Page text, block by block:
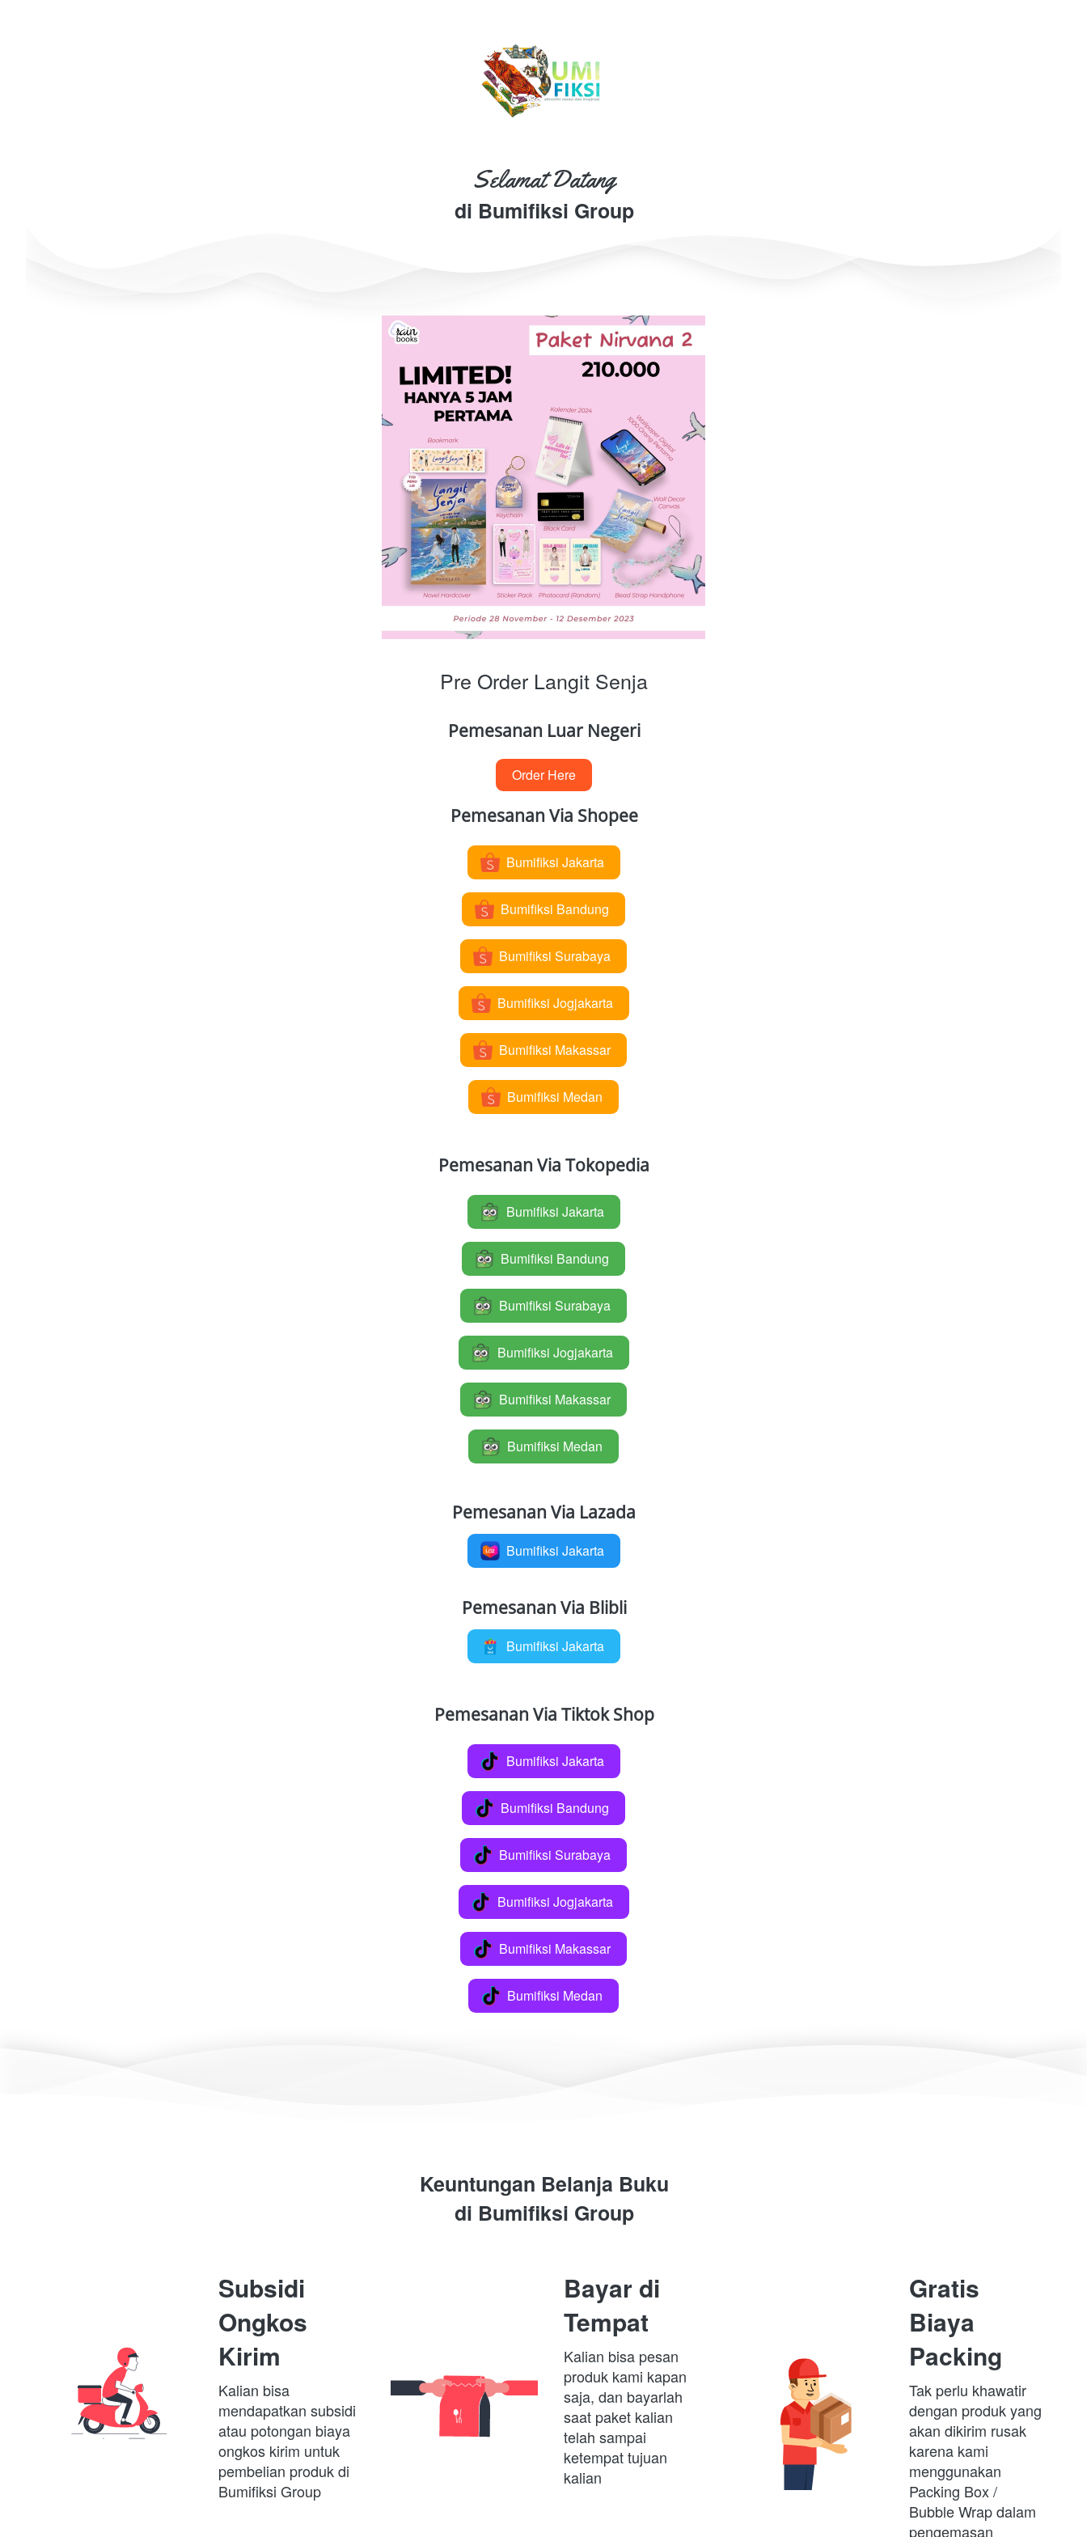
Selamat Datang
di Bumifiksi Group
Pre Order Langit Senja
Pemesanan Luar Negeri
`
Order Here
Pemesanan Via Shopee
` Bumifiksi Jakarta
` Bumifiksi Bandung
` Bumifiksi Surabaya
` Bumifiksi Jogjakarta
` Bumifiksi Makassar
` Bumifiksi Medan
Pemesanan Via Tokopedia
` Bumifiksi Jakarta
` Bumifiksi Bandung
` Bumifiksi Surabaya
` Bumifiksi Jogjakarta
` Bumifiksi Makassar
` Bumifiksi Medan
Pemesanan Via Lazada
` Bumifiksi Jakarta
Pemesanan Via Blibli
` Bumifiksi Jakarta
Pemesanan Via Tiktok Shop
` Bumifiksi Jakarta
` Bumifiksi Bandung
` Bumifiksi Surabaya
` Bumifiksi Jogjakarta
` Bumifiksi Makassar
` Bumifiksi Medan
Keuntungan Belanja Buku
di Bumifiksi Group
Subsidi
Ongkos
Kirim
Kalian bisa
mendapatkan subsidi
atau potongan biaya
ongkos kirim untuk
pembelian produk di
Bumifiksi Group
Bayar di
Tempat
Kalian bisa pesan
produk kami kapan
saja, dan bayarlah
saat paket kalian
telah sampai
ketempat tujuan
kalian
Gratis
Biaya
Packing
Tak perlu khawatir
dengan produk yang
akan dikirim rusak
karena kami
menggunakan
Packing Box /
Bubble Wrap dalam
pengemasan